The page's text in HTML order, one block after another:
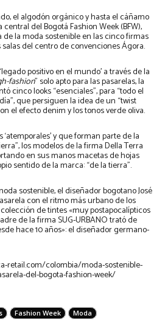
el algodón orgánico y hasta el cáñamo
del Bogotá Fashion Week (BFW),
la moda sostenible en las cinco firmas
del centro de convenciones Ágora.
positivo en el mundo’ a través de la
fashion” solo apto para las pasarelas, la
cinco looks “esenciales”, para “todo el
que persiguen la idea de un “twist
el efecto denim y los tonos verde oliva.
y que forman parte de la
los modelos de la firma Della Terra
en sus manos macetas de hojas
sentido de la marca: “de la tierra”.
sostenible, el diseñador bogotano José
con el ritmo más urbano de los
de tintes «muy postapocalípticos
de la firma SUG-URBANO trató de
hace 10 años»: el diseñador germano-
retail.com/colombia/moda-sostenible-
del-bogota-fashion-week/
Fashion Week
Moda